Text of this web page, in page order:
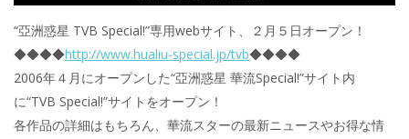
“亞洲惑星 TVB Special!”専用webサイト、２月５日オープン！
◆◆◆◆http://www.hualiu-special.jp/tvb◆◆◆◆
2006年４月にオープンした“亞洲惑星 華流Special!”サイト内
に“TVB Special!”サイトをオープン！
各作品の詳細はもちろん、華流スターの最新ニュースやお得な情